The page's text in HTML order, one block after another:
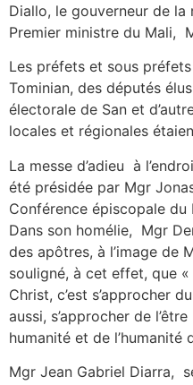
Diallo, le gouverneur de la
Premier ministre du Mali,
Les préfets et sous
Tominian, des députés
électorale de San et
locales et régionales
La messe d’adieu à
été présidée par Mgr
Conférence épiscopale du
Dans son homélie, Mgr
des apôtres, à l’image de
souligné, à cet effet, que «
Christ, c’est s’approcher
aussi, s’approcher de
humanité et de l’humanité
Mgr Jean Gabriel Diarra,